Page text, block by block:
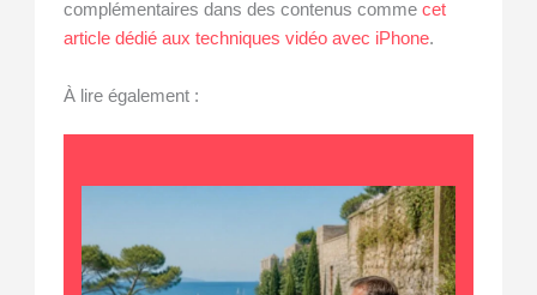
complémentaires dans des contenus commecet
article dédié aux techniques vidéo avec iPhone.
À lire également :